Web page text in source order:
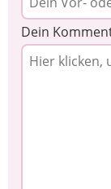
Dein